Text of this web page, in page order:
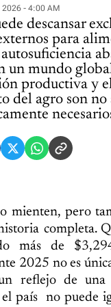
2026 - 4:00 AM
descansar
para
un mundo
productiva y
del agro son no
mienten, pero
completa.
más de
2025 no es
reflejo de una
país no puede